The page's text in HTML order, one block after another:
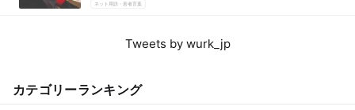
ネット用語・若者言葉
Tweets by wurk_jp
カテゴリーランキング